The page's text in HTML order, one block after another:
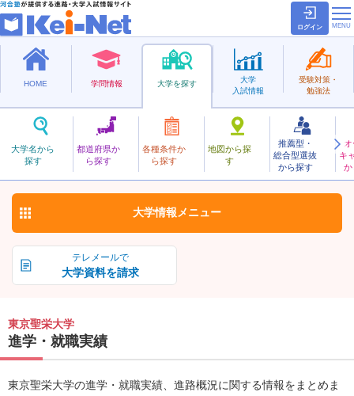
ログイン
HOME 学問情報 大学を探す
大学名から
探す
都道府県か
ら探す
各種条件か
ら探す
地図から探
す
推薦型・
総合型選抜
から探す
キ
か
大学
入試情報
受験対策・
勉強法
私立
とうきょうせいえい
東京聖栄大学 お気に入り
テレメールで
大学資料を請求
大学情報 メニュー
東京聖栄大学
進学・就職実績
東京聖栄大学の進学・就職実績、進路概況に関する情報をまとめま